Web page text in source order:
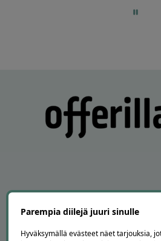
Peruuta tilaus
Asiakaspalvelu
Parempia diilejä juuri sinulle
Hyväksymällä evästeet näet tarjouksia,